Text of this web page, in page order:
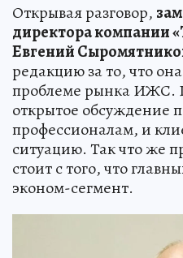
Открывая разговор,
директора компании
Евгений
редакцию за то, что
проблеме рынка ИЖС.
открытое обсуждение
профессионалам, и
ситуацию. Так что же
стоит с того, что
эконом-сегмент.